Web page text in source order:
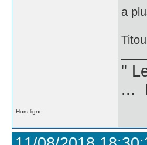
a
"
...
Hors ligne